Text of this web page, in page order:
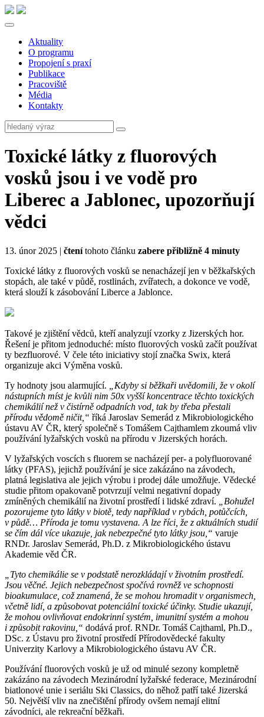
Aktuality
O programu
Propojení s praxí
Publikace
Pracoviště
Média
Kontakty
Toxické látky z fluorových
vosků jsou i ve vodě pro
Liberec a Jablonec, upozorňují
vědci
13. únor 2025 | čtenítohoto článku zabere přibližně 4 minuty
Toxické látky z fluorových vosků se nenacházejí jen v běžkařských
stopách, ale také v půdě, rostlinách, zvířatech, a dokonce ve vodě,
která slouží k zásobování Liberce a Jablonce.
Takové je zjištění vědců, kteří analyzují vzorky z Jizerských hor.
Řešení je přitom jednoduché: místo fluorových vosků začít používat
ty bezfluorové. V čele této iniciativy stojí značka Swix, která
organizuje akci Výměna vosků.
Ty hodnoty jsou alarmující.
„Kdyby si běžkaři uvědomili, že v okolí
nástupních míst je kvůli nim 50x vyšší koncentrace těchto toxických
chemikálií než v čistírně odpadních vod, tak by třeba přestali
přírodu vědomě ničit,“ říká Jaroslav Semerád z Mikrobiologického
ústavu AV ČR, který společně s Tomášem Cajthamlem zkoumá vliv
používání lyžařských vosků na přírodu v Jizerských horách.
V lyžařských voscích s fluorem se nacházejí per- a polyfluorované
látky (PFAS), jejichž používání je sice zakázáno na závodech,
platná legislativa ale jejich výrobu i prodej dále umožňuje. Vědecké
studie přitom opakovaně potvrzují velmi negativní dopady
zmíněných chemikálií na životní prostředí i lidské zdraví.
„Bohužel
pozorujeme tyto látky v biotě, tedy například v rybách, potůčcích,
v půdě… Příroda je tomu vystavena. A lze říci, že z aktuálních studií
se čím dál více ukazuje, jak nebezpečné tyto látky jsou,“ varuje
RNDr. Jaroslav Semerád, Ph.D. z Mikrobiologického ústavu
Akademie věd ČR.
„Tyto chemikálie se v podstatě nerozkládají v životním prostředí.
Jsou věčné. Jejich nebezpečnost spočívá rovněž ve schopnosti
bioakumulace, což znamená, že se mohou hromadit v organismech,
včetně lidí, a způsobovat potenciální toxické účinky. Studie ukazují,
že mohou ovlivňovat endokrinní systém, imunitní systém a mohou
i způsobit rakovinu,“ dodává prof. RNDr. Tomáš Cajthaml, Ph.D.,
DSc. z Ústavu pro životní prostředí Přírodovědecké fakulty
Univerzity Karlovy a Mikrobiologického ústavu AV ČR.
Používání fluorových vosků je už od minulé sezony kompletně
zakázáno na závodech Mezinárodní lyžařské federace, Mezinárodní
biatlonové unie i seriálu Ski Classics, do něhož patří také Jizerská
50. Největší vliv na znečištění přírody ovšem nemají elitní
závodníci, ale rekreační běžkaři.